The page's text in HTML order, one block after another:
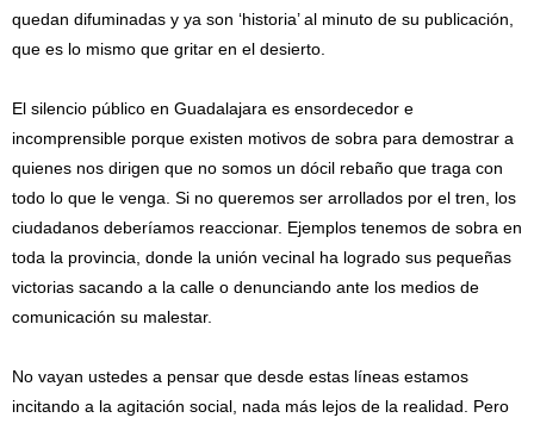
quedan difuminadas y ya son ‘historia’ al minuto de su publicación,
que es lo mismo que gritar en el desierto.
El silencio público en Guadalajara es ensordecedor e
incomprensible porque existen motivos de sobra para demostrar a
quienes nos dirigen que no somos un dócil rebaño que traga con
todo lo que le venga. Si no queremos ser arrollados por el tren, los
ciudadanos deberíamos reaccionar. Ejemplos tenemos de sobra en
toda la provincia, donde la unión vecinal ha logrado sus pequeñas
victorias sacando a la calle o denunciando ante los medios de
comunicación su malestar.
No vayan ustedes a pensar que desde estas líneas estamos
incitando a la agitación social, nada más lejos de la realidad. Pero